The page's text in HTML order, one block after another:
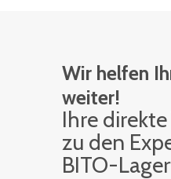
Wir helfen
weiter!
Ihre
zu den
BITO-